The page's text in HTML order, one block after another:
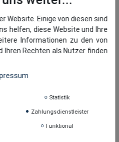
Website. Einige von diesen sind
helfen, diese Website und Ihre
Informationen zu den von
Ihren Rechten als Nutzer finden
Statistik
Zahlungsdienstleister
Funktional